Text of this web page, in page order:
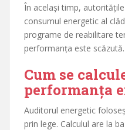
În același timp,
consumul energetic al
programe de reabilitare
performanța este scăzută.
Cum se
performanța
Auditorul energetic
prin lege. Calculul are la